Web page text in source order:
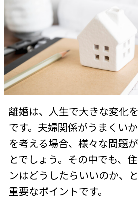
離婚は、人生で大きな変化
です。夫婦関係がうまくい
を考える場合、様々な問題
とでしょう。その中でも、
ンはどうしたらいいのか、
重要なポイントです。